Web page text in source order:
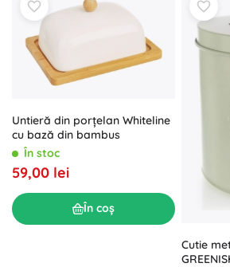
Untieră din porțelan Whiteline
cu bază din bambus
În stoc
59,00 lei
În coș
Cutie